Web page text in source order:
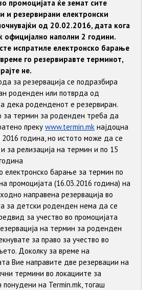
промоцијата ќе земат сите
и резервирани електронски
од 20.02.2016, дата кога
oфицијално наполни 2 години.
испратиле електронско барање
го резервиравте терминот,
не.
за резервација се подразбира
роденден или потврда од
дека роденденот е резервиран.
за термин за роденден треба да
преку www.termin.mk најдоцна
година, но истото може да се
за релизација на термин и по 15
електронско барање за термин по
промоцијата (16.03.2016 година) на
направена резервација во
за детски роденден нема да се
за учество во промоцијата
на термин за роденден
за право за учество во
Доколку за време на
Вие направите две резервации на
термини во локациите за
на Termin.mk, тогаш